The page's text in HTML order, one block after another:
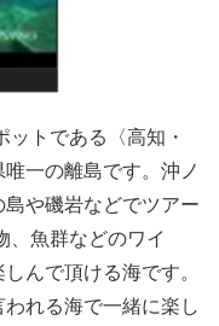
トである〈高知・
一の離島です。沖ノ
や磯岩などでツアー
、魚群などのワイ
んで頂ける海です。
れる海で一緒に楽し